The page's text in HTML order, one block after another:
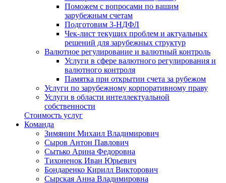
Поможем с вопросами по вашим
зарубежным счетам
Подготовим 3-НДФЛ
Чек-лист текущих проблем и актуальных
решений для зарубежных структур
Валютное регулирование и валютный контроль
Услуги в сфере валютного регулирования и
валютного контроля
Памятка при открытии счета за рубежом
Услуги по зарубежному корпоративному праву
Услуги в области интеллектуальной
собственности
Стоимость услуг
Команда
Зимянин Михаил Владимирович
Сыров Антон Павлович
Сытько Арина Федоровна
Тихоненок Иван Юрьевич
Бондаренко Кирилл Викторович
Сырская Анна Владимировна